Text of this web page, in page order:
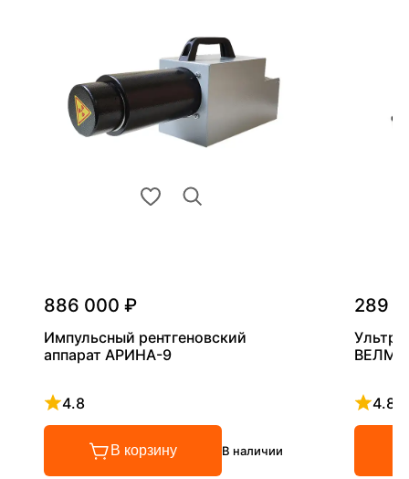
886 000 ₽
Импульсный рентгеновский
аппарат АРИНА-9
4.8
Рейтинг 4.8 из 5
В корзину В наличии
289
4.8